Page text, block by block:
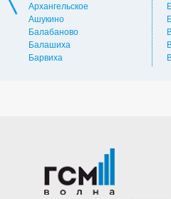
Архангельское
Ашукино
Балабаново
Балашиха
Барвиха